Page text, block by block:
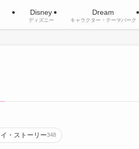
Disney
ディズニー
Dream
キャラクター・テーマパーク
イ・ストーリー348